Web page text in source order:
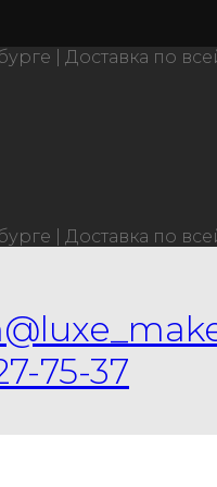
| Доставка по
| Доставка по
75-37